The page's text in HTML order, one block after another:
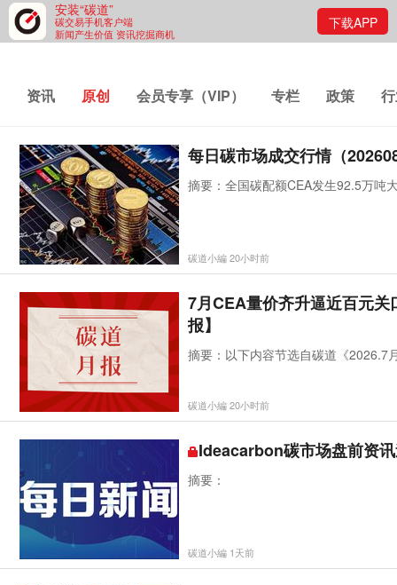
安装“碳道”
碳交易手机客户端
新闻产生价值 资讯挖掘商机
下载APP
资讯 原创 会员专享（VIP） 专栏 政策
每日碳市场成交行情（
摘要：全国碳配额CEA发生92.5万吨
碳道小編 20小时前
7月CEA量价齐升逼近百元
报】
摘要：以下内容节选自碳道《2026.7
碳道小編 20小时前
Ideacarbon碳市场盘前资
摘要：
碳道小編 1天前